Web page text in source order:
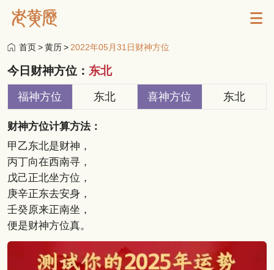
首页>黄历> 2022年05月31日财神方位
今日财神方位： 东北
福神方位 东北 喜神方位 东北
财神方位计算方法：
甲乙东北是财神，
丙丁向在西南寻，
戊己正北坐方位，
庚辛正东去安身，
壬癸原来正南坐，
便是财神方位真。